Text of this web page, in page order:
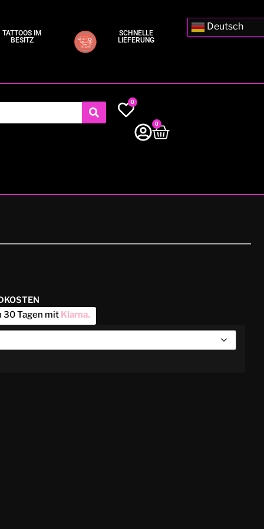
TATTOOS IM
BESITZ
SCHNELLE
LIEFERUNG
Deutsch
0
0
30 Tagen mit Klarna.